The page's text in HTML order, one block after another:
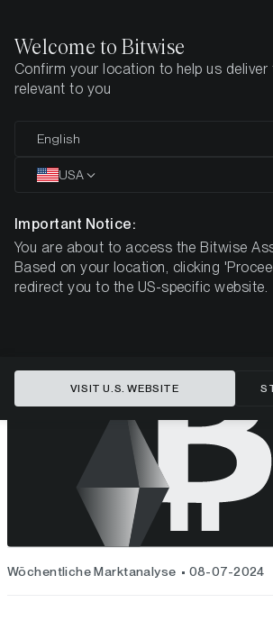
Startseite Market Updates
Kryptoassets
inmitten
und bärischem
KRYPTO-MARKT-KOMPASS -
Wöchentliche Marktanalyse 08-07-2024
Welcome to Bitwise
Confirm your location to help us
relevant to you
English
USA
Important Notice:
You are about to access the Bitwise
Based on your location, clicking
redirect you to the US-specific website.
VISIT U.S. WEBSITE